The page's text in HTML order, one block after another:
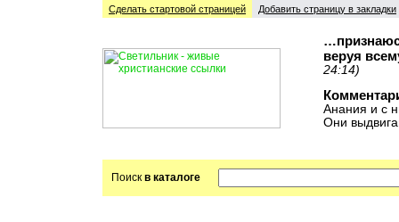
Сделать стартовой cтраницей Добавить страницу в закладки
веруя
24:14)
Анания и с
Они
Поиск в каталоге